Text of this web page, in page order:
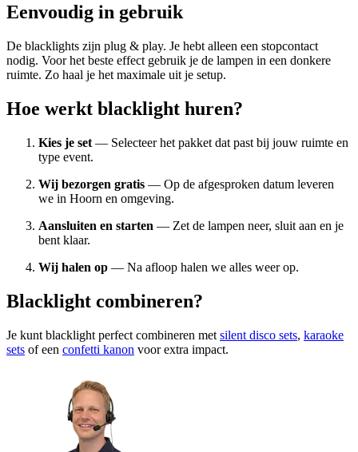
Eenvoudig in gebruik
De blacklights zijn plug & play. Je hebt alleen een stopcontact
nodig. Voor het beste effect gebruik je de lampen in een donkere
ruimte. Zo haal je het maximale uit je setup.
Hoe werkt blacklight huren?
Kies je set — Selecteer het pakket dat past bij jouw ruimte en
type event.
Wij bezorgen gratis — Op de afgesproken datum leveren
we in Hoorn en omgeving.
Aansluiten en starten — Zet de lampen neer, sluit aan en je
bent klaar.
Wij halen op — Na afloop halen we alles weer op.
Blacklight combineren?
Je kunt blacklight perfect combineren met silent disco sets, karaoke
sets of een confetti kanon voor extra impact.